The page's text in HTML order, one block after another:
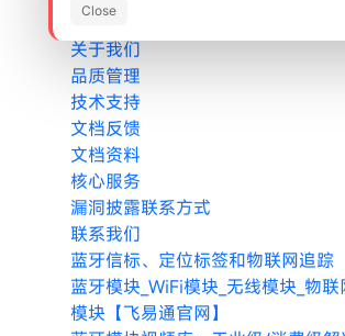
公司优势
关于我们
品质管理
技术支持
文档反馈
文档资料
核心服务
漏洞披露联系方式
联系我们
蓝牙信标、定位标签和物联网追踪
蓝牙模块_WiFi模块_无线模块_物
模块【飞易通官网】
Close